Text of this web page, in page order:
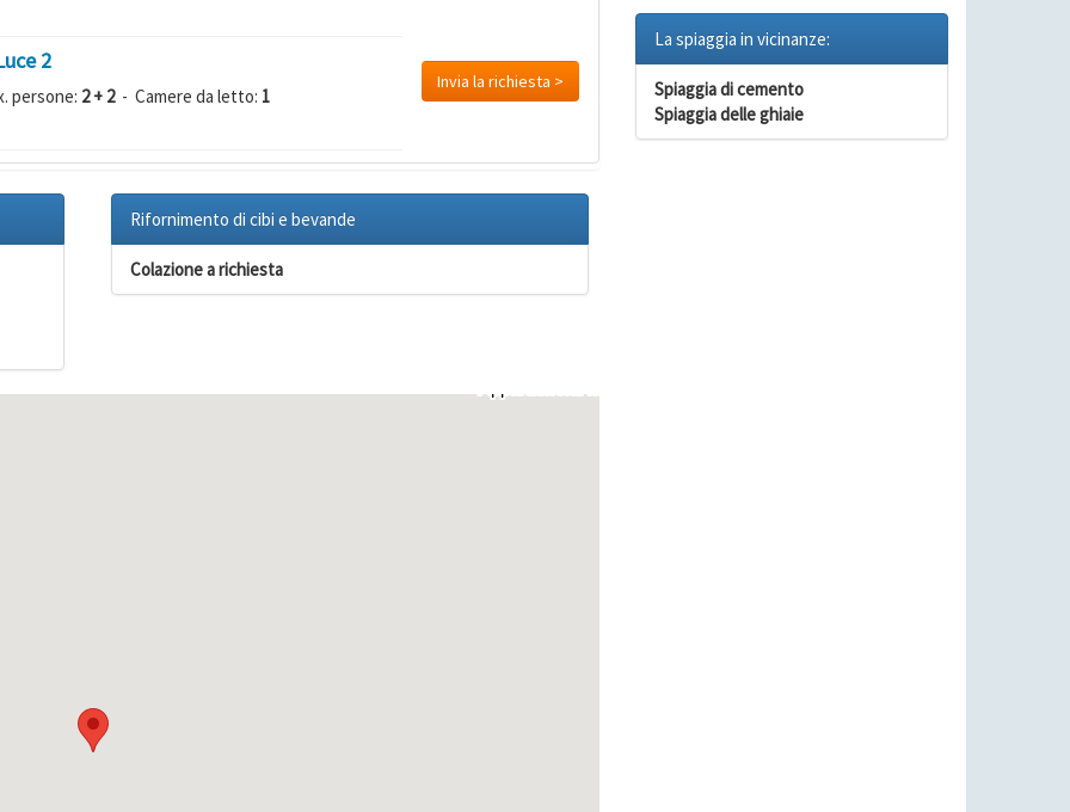
2
persone: 2 + 2- Camere da letto: 1
Invia la richiesta >
Rifornimento di cibi e bevande
Colazione a richiesta
La spiaggia in vicinanze:
Spiaggia di cemento
Spiaggia delle ghiaie